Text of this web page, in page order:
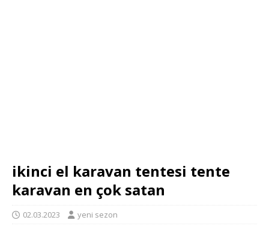
ikinci el karavan tentesi tente
karavan en çok satan
02.03.2023 yeni sezon